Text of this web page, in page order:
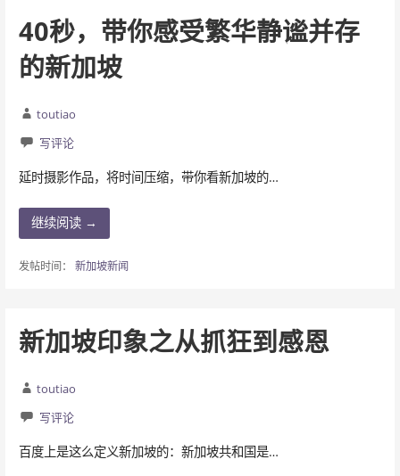
40秒，带你感受繁华静谧并存
的新加坡
toutiao
写评论
延时摄影作品，将时间压缩，带你看新加坡的…
继续阅读 →
发帖时间： 新加坡新闻
新加坡印象之从抓狂到感恩
toutiao
写评论
百度上是这么定义新加坡的：新加坡共和国是…